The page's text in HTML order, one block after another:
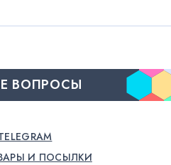
ВОПРОСЫ
И ПОСЫЛКИ